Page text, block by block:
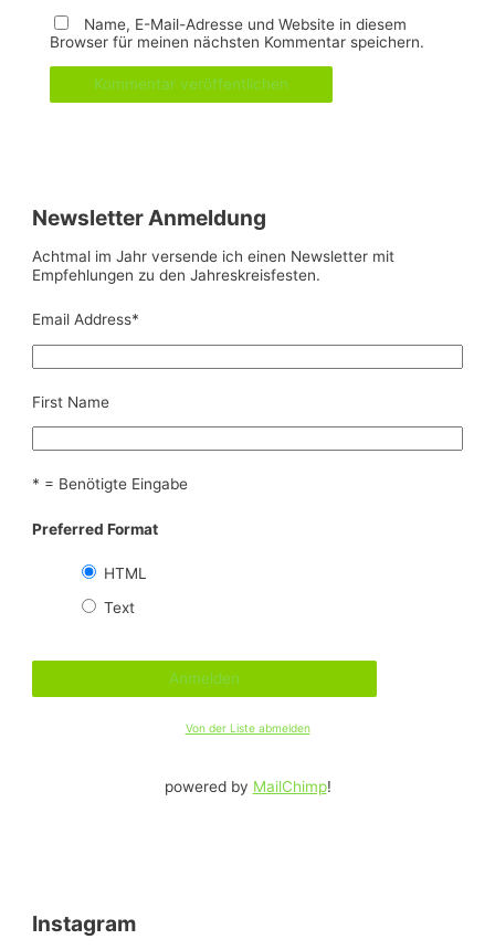
Name, E-Mail-Adresse und Website in diesem
Browser für meinen nächsten Kommentar speichern.
Newsletter Anmeldung
Achtmal im Jahr versende ich einen Newsletter mit
Empfehlungen zu den Jahreskreisfesten.
Email Address*
First Name
* = Benötigte Eingabe
Preferred Format
HTML
Text
Von der Liste abmelden
powered by MailChimp!
Instagram